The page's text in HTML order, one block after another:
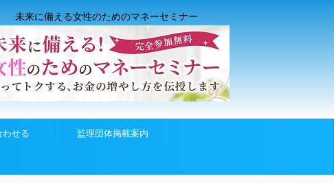
未来に備える女性のためのマネーセミナー
わせる 監理団体掲載案内